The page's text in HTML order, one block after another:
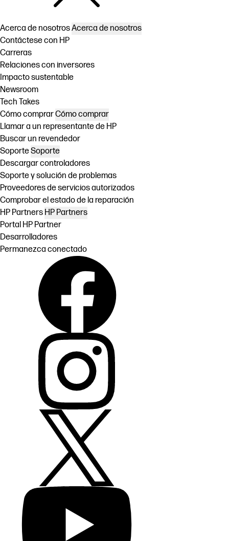
Acerca de nosotrosAcerca de nosotros
Contáctese con HP
Carreras
Relaciones con inversores
Impacto sustentable
Newsroom
Tech Takes
Cómo comprarCómo comprar
Llamar a un representante de HP
Buscar un revendedor
SoporteSoporte
Descargar controladores
Soporte y solución de problemas
Proveedores de servicios autorizados
Comprobar el estado de la reparación
HP Partners HP Partners
Portal HP Partner
Desarrolladores
Permanezca conectado